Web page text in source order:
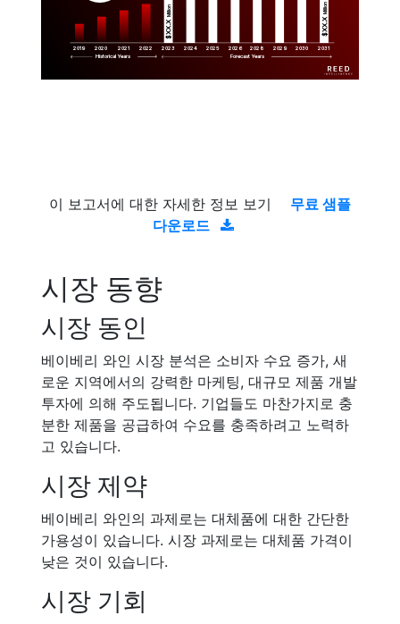
2019 2020 2021 2022 2023 2024 2025 2026 2028 2029 2030 2031
$XX.X
Million
$XX.X
Million
Historical Years Forecast Years
이 보고서에 대한 자세한 정보 보기
무료 샘플
다운로드
시장 동향
시장 동인
베이베리 와인 시장 분석은 소비자 수요 증가, 새
로운 지역에서의 강력한 마케팅, 대규모 제품 개발
투자에 의해 주도됩니다. 기업들도 마찬가지로 충
분한 제품을 공급하여 수요를 충족하려고 노력하
고 있습니다.
시장 제약
베이베리 와인의 과제로는 대체품에 대한 간단한
가용성이 있습니다. 시장 과제로는 대체품 가격이
낮은 것이 있습니다.
시장 기회